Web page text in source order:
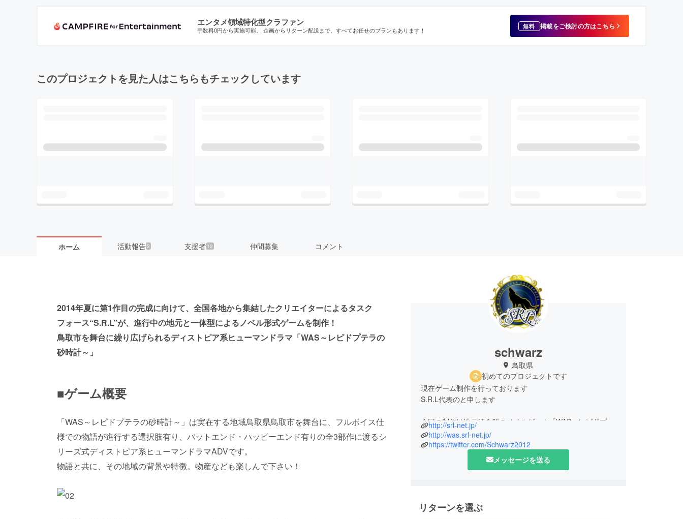
エンタメ領域特化型クラファン
手数料0円から実施可能。 企画からリターン配送まで、すべてお任せのプランもあります！ 無料 掲載をご検討の方はこちら
このプロジェクトを見た人はこちらもチェックしています
ホーム 活動報告2 支援者 12 仲間募集 コメント
2014年夏に第1作目の完成に向けて、全国各地から集結したクリエイターによるタスク
フォース“S.R.L”が、進行中の地元と一体型によるノベル形式ゲームを制作！
鳥取市を舞台に繰り広げられるディストピア系ヒューマンドラマ「WAS～レピドプテラの
砂時計～」
■ゲーム概要
「WAS～レピドプテラの砂時計～」は実在する地域鳥取県鳥取市を舞台に、フルボイス仕
様での物語が進行する選択肢有り、バットエンド・ハッピーエンド有りの全3部作に渡るシ
リーズ式ディストピア系ヒューマンドラマADVです。
物語と共に、その地域の背景や特徴。物産なども楽しんで下さい！
schwarz
鳥取県
初めてのプロジェクトです
現在ゲーム制作を行っております
S.R.L代表のと申します
今回の制作は地元紹介型のノベルゲーム「WAS～レピドプテ
ラの砂時計～」を製作中です
ゲームに関する詳細は公式HPを是非ご覧下さい！
http://srl-net.jp/
http://was.srl-net.jp/
https://twitter.com/Schwarz2012
メッセージを送る
リターンを選ぶ